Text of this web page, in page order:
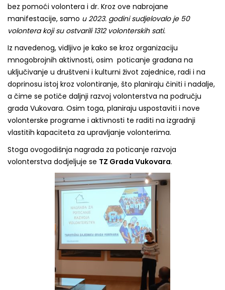
bez pomoći volontera i dr. Kroz ove nabrojane
manifestacije, samo u 2023. godini sudjelovalo je 50
volontera koji su ostvarili 1312 volonterskih sati.
Iz navedenog, vidljivo je kako se kroz organizaciju
mnogobrojnih aktivnosti, osim poticanje građana na
uključivanje u društveni i kulturni život zajednice, radi i na
doprinosu istoj kroz volontiranje, što planiraju činiti i nadalje,
a čime se potiče daljnji razvoj volonterstva na području
grada Vukovara. Osim toga, planiraju uspostaviti i nove
volonterske programe i aktivnosti te raditi na izgradnji
vlastitih kapaciteta za upravljanje volonterima.
Stoga ovogodišnja nagrada za poticanje razvoja
volonterstva dodjeljuje se TZ Grada Vukovara.